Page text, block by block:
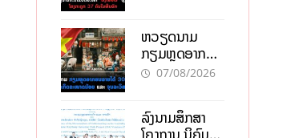
ຫວຽດນາມ
ກຽມຫຼຸດອາກອນ
ລາຍໄດ້ 30%
ແລະ ຈຸນລະ
07/08/2026
ລົງນາມສຶກສາ
ໂຄງການ ນິຄົມ